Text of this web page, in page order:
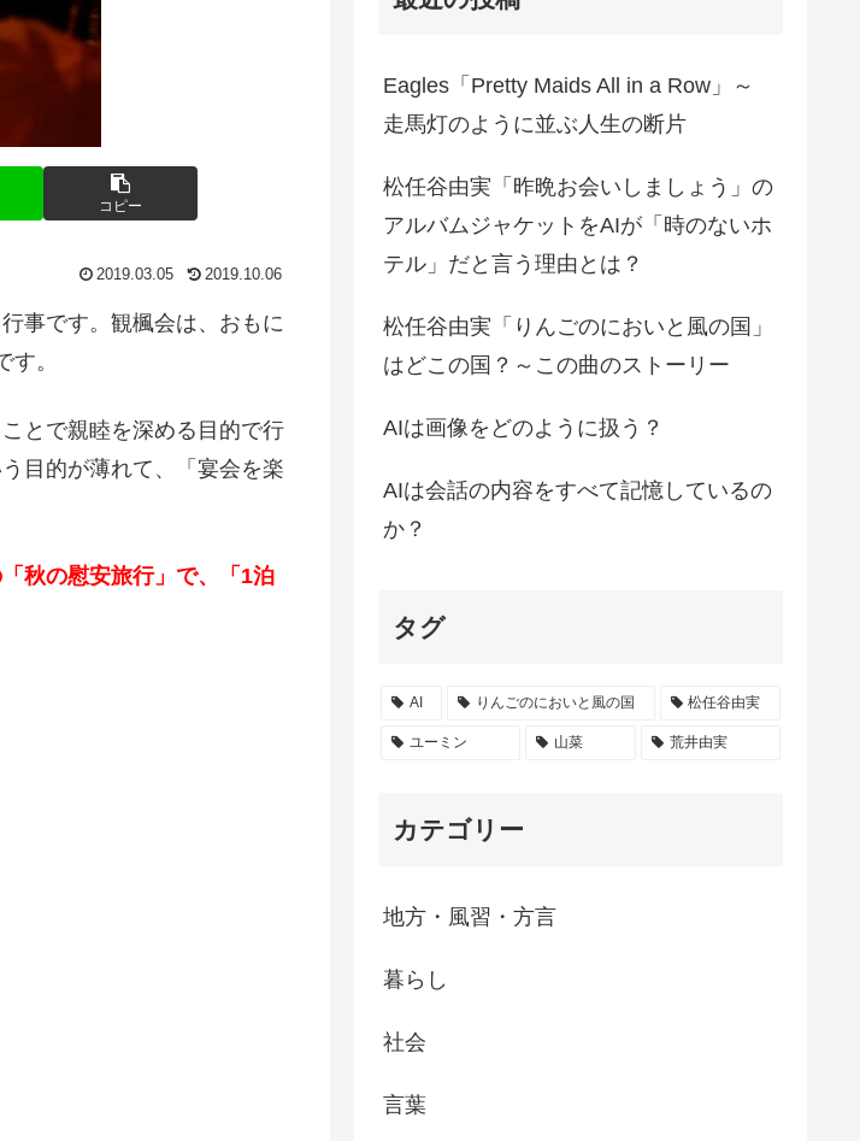
コピー
2019.03.05 2019.10.06
事です。観楓会は、おもに
。
とで親睦を深める目的で行
目的が薄れて、「宴会を楽
秋の慰安旅行」で、「1泊
Eagles「Pretty Maids All in a Row」～
走馬灯のように並ぶ人生の断片
松任谷由実「昨晩お会いしましょう」の
アルバムジャケットをAIが「時のないホ
テル」だと言う理由とは？
松任谷由実「りんごのにおいと風の国」
はどこの国？～この曲のストーリー
AIは画像をどのように扱う？
AIは会話の内容をすべて記憶しているの
か？
タグ
AI りんごのにおいと風の国 松任谷由実
ユーミン 山菜 荒井由実
カテゴリー
地方・風習・方言
暮らし
社会
言葉